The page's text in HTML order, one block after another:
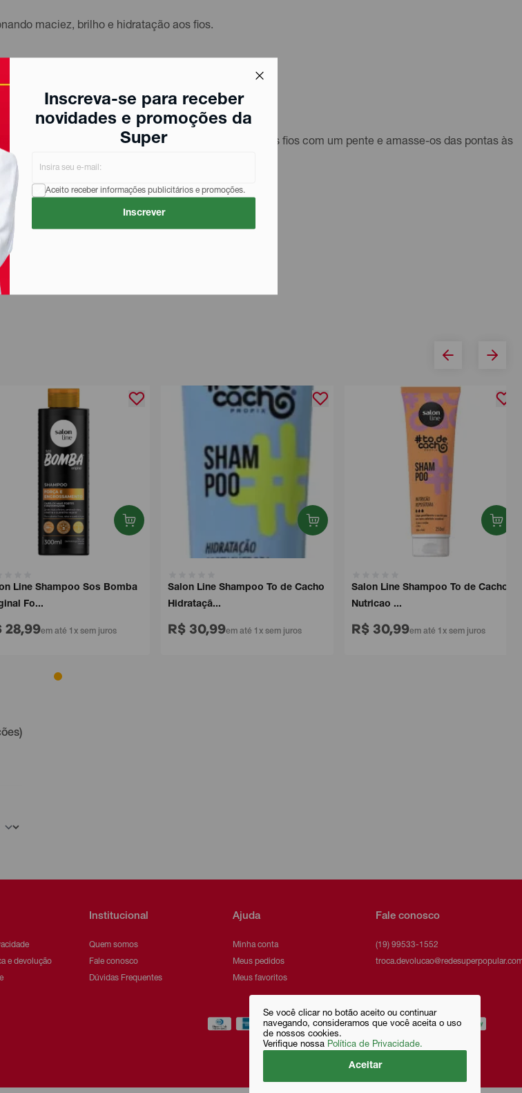
Inscreva-se para receber
novidades e promoções da
Super
Aceito receber informações publicitários e promoções.
Inscrever
Se você clicar no botão aceito ou continuar
navegando, consideramos que você aceita o uso
de nossos cookies.
Verifique nossa Política de Privacidade.
Aceitar
maciez, brilho e hidratação aos fios.
no comprimento e pontas. Desembarace os fios com um pente e amasse-os das pontas às
fios.
Line Shampoo Sos Bomba
Fo...
em até 1x sem juros
Salon Line Shampoo To de Cacho
Hidrataçã...
R$ 30,99em até 1x sem juros
Salon Line Shampoo To de Cacho
Nutricao ...
R$ 30,99em até 1x sem juros
e devolução
Institucional
Quem somos
Fale conosco
Dúvidas Frequentes
Ajuda
Minha conta
Meus pedidos
Meus favoritos
Fale conosco
(19) 99533-1552